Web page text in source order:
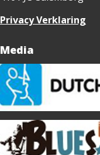
Privacy Verklaring
Media